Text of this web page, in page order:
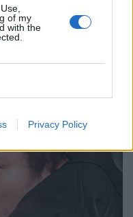
of my
with the
Privacy Policy